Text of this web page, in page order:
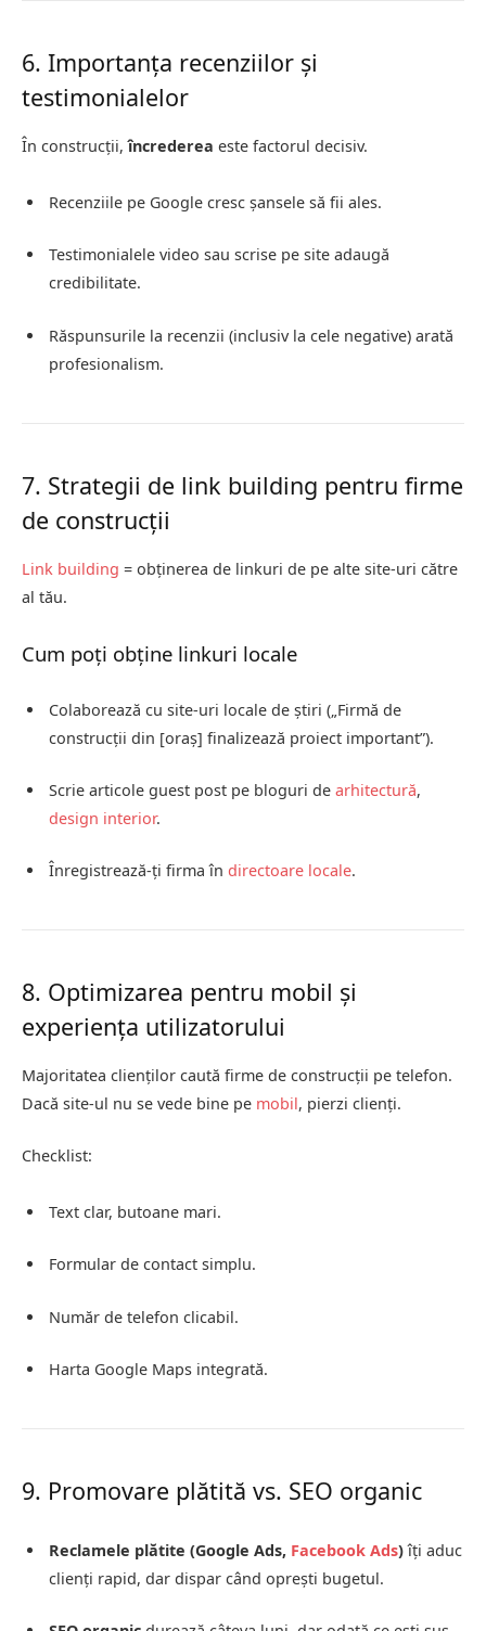
6. Importanța recenziilor și
testimonialelor
În construcții,încrederea este factorul decisiv.
Recenziile pe Google cresc șansele să fii ales.
Testimonialele video sau scrise pe site adaugă
credibilitate.
Răspunsurile la recenzii (inclusiv la cele negative) arată
profesionalism.
7. Strategii de link building pentru firme
de construcții
Link building = obținerea de linkuri de pe alte site-uri către
al tău.
Cum poți obține linkuri locale
Colaborează cu site-uri locale de știri („Firmă de
construcții din [oraș] finalizează proiect important”).
Scrie articole guest post pe bloguri de arhitectură,
design interior.
Înregistrează-ți firma în directoare locale.
8. Optimizarea pentru mobil și
experiența utilizatorului
Majoritatea clienților caută firme de construcții pe telefon.
Dacă site-ul nu se vede bine pe mobil, pierzi clienți.
Checklist:
Text clar, butoane mari.
Formular de contact simplu.
Număr de telefon clicabil.
Harta Google Maps integrată.
9. Promovare plătită vs. SEO organic
Reclamele plătite (Google Ads, Facebook Ads)îți aduc
clienți rapid, dar dispar când oprești bugetul.